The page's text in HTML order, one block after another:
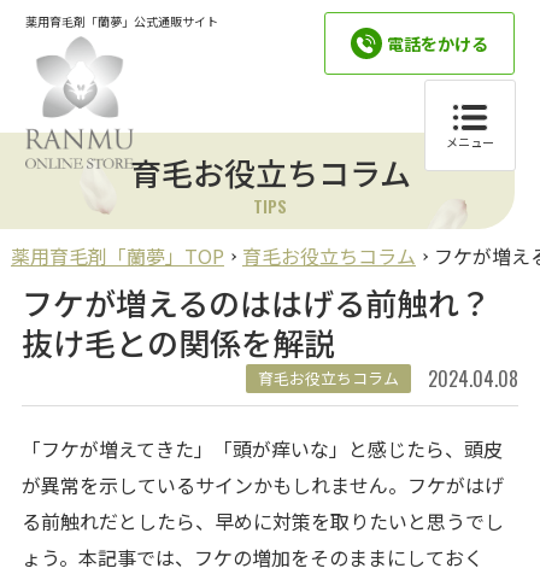
薬用育毛剤「蘭夢」公式通販サイト
電話をかける
メニュー
育毛お役立ちコラム
TIPS
薬用育毛剤「蘭夢」TOP 育毛お役立ちコラム フケが増え
フケが増えるのははげる前触れ？
抜け毛との関係を解説
育毛お役立ちコラム 2024.04.08
「フケが増えてきた」「頭が痒いな」と感じたら、頭皮
が異常を示しているサインかもしれません。フケがはげ
る前触れだとしたら、早めに対策を取りたいと思うでし
ょう。本記事では、フケの増加をそのままにしておく